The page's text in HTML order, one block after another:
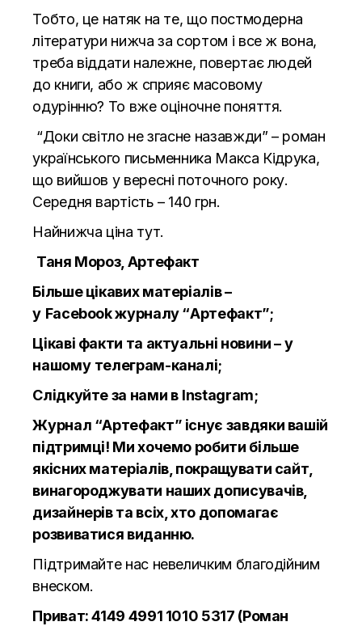
Тобто, це натяк на те, що постмодерна
літератури нижча за сортом і все ж вона,
треба віддати належне, повертає людей
до книги, або ж сприяє масовому
одурінню? То вже оціночне поняття.
“Доки світло не згасне назавжди” – роман
українського письменника Макса Кідрука,
що вийшов у вересні поточного року.
Середня вартість – 140 грн.
Найнижча ціна тут.
Таня Мороз, Артефакт
Більше цікавих матеріалів –
у Facebookжурналу “Артефакт”;
Цікаві факти та актуальні новини – у
нашому телеграм-каналі;
Слідкуйте за нами в Instagram;
Журнал “Артефакт” існує завдяки вашій
підтримці! Ми хочемо робити більше
якісних матеріалів, покращувати сайт,
винагороджувати наших дописувачів,
дизайнерів та всіх, хто допомагає
розвиватися виданню.
Підтримайте нас невеличким благодійним
внеском.
Приват: 4149 4991 1010 5317 (Роман